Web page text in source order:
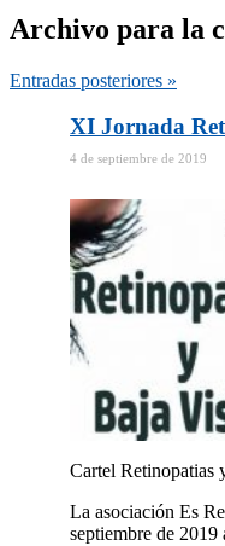
Archivo para la
Entradas posteriores »
XI Jornada
4 de septiembre de 2019
Cartel Retinopatias
La asociación Es
septiembre de 2019